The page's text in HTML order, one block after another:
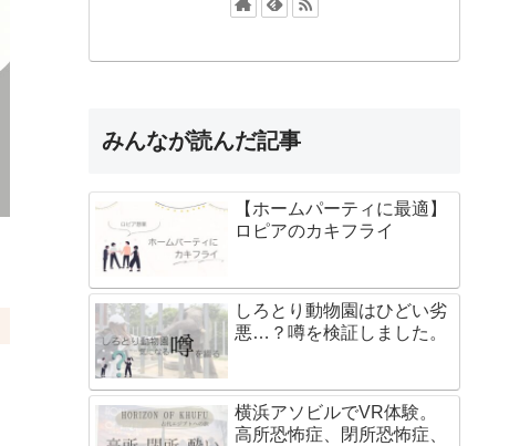
みんなが読んだ記事
【ホームパーティに最適】
ロピアのカキフライ
しろとり動物園はひどい劣
悪…？噂を検証しました。
横浜アソビルでVR体験。
高所恐怖症、閉所恐怖症、